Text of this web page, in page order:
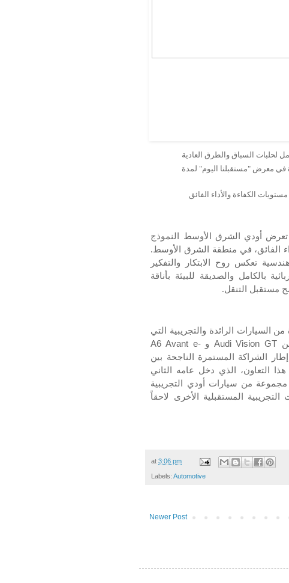
لحلبات السباق والطرق العادية
في معرض "مستقبلنا اليوم" لمدة
الكفاءة والأداء الفائق
تعرض أودي الشرق الأوسط النموذج
الفائق، في منطقة الشرق الأوسط.
هندسية تعكس روح الابتكار والتفكير
بالكامل والصديقة للبيئة بأناقة
مستقبل التنقل.
السيارات الرائدة والتجريبية التي
Audi Vision GT وA6 Avant e-
الشراكة المستمرة الناجحة بين
التعاون، الذي دخل عامه الثاني
من سيارات أودي التجريبية
المستقبلية الأخرى لاحقاً
at 3:06 pm
Labels: Automotive
Newer Post